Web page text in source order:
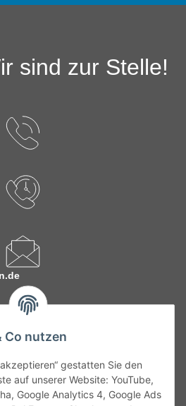
Co nutzen
gestatten Sie den
auf unserer Website: YouTube,
Google Analytics 4, Google Ads
sind zur Stelle!